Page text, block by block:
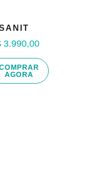
3.990,00
AGORA